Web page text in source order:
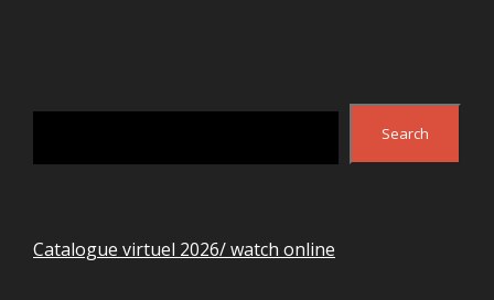
Search
Search
Catalogue virtuel 2026/ watch online